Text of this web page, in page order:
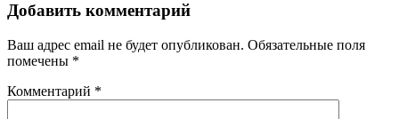
Добавить комментарий
Ваш адрес email не будет опубликован. Обязательные поля
помечены *
Комментарий *